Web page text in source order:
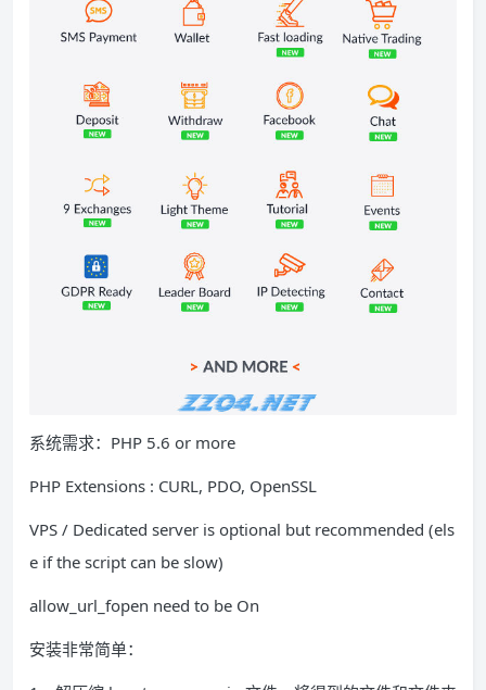
系统需求：PHP 5.6 or more
PHP Extensions : CURL, PDO, OpenSSL
VPS / Dedicated server is optional but recommended (els
e if the script can be slow)
allow_url_fopen need to be On
安装非常简单：